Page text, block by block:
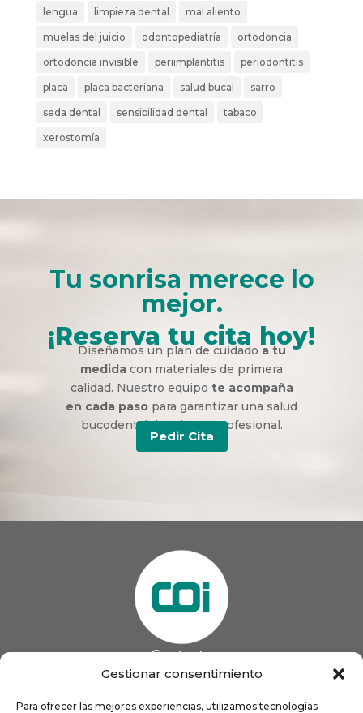
Gestionar consentimiento
Para ofrecer las mejores experiencias, utilizamos tecnologías
lengua limpieza dental mal aliento
muelas del juicio odontopediatría ortodoncia
ortodoncia invisible periimplantitis periodontitis
placa placa bacteriana salud bucal sarro
seda dental sensibilidad dental tabaco
xerostomía
Tu sonrisa merece lo
mejor.
¡Reserva tu cita hoy!
Diseñamos un plan de cuidado a tu
medida con materiales de primera
calidad. Nuestro equipo te acompaña
en cada paso para garantizar una salud
bucodental duradera y profesional.
Pedir Cita
Contacto
 coigijon@gmail.com